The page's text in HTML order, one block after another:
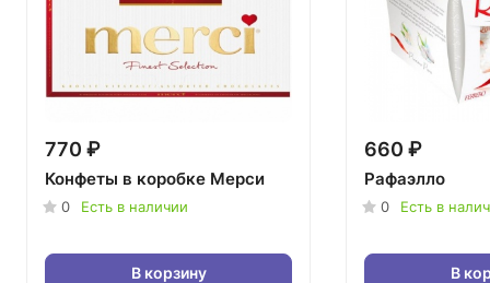
770 ₽
Конфеты в коробке Мерси
0 Есть в наличии
В корзину
660 ₽
Рафаэлло
0 Есть в
В